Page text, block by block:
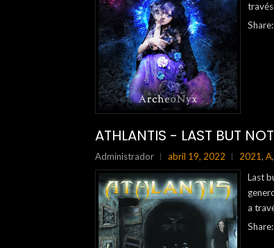
Share:
ATHLANTIS - LAST BUT
Administrador abril 19, 2022 2021, A,
Last
a
Share: